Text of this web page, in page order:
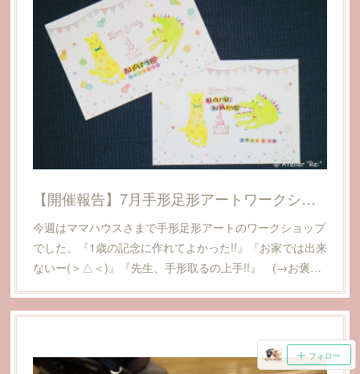
【開催報告】7月手形足形アートワークショップ@えひめママハウス(愛媛県松山市)
今週はママハウスさまで手形足形アートのワークショップ
でした。『1歳の記念に作れてよかった!!』『お家では出来
ないー(＞△＜)』『先生、手形取るの上手!!』 (→お褒…
フォロー